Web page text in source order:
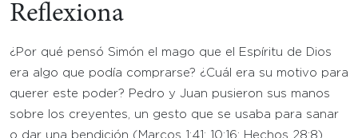
Reflexiona
¿Por qué pensó Simón el mago que el Espíritu de Dios
era algo que podía comprarse? ¿Cuál era su motivo para
querer este poder? Pedro y Juan pusieron sus manos
sobre los creyentes, un gesto que se usaba para sanar
o dar una bendición (Marcos 1:41; 10:16; Hechos 28:8),